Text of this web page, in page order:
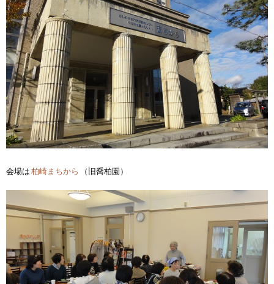
会場は 柏崎まちから （旧喬柏園）